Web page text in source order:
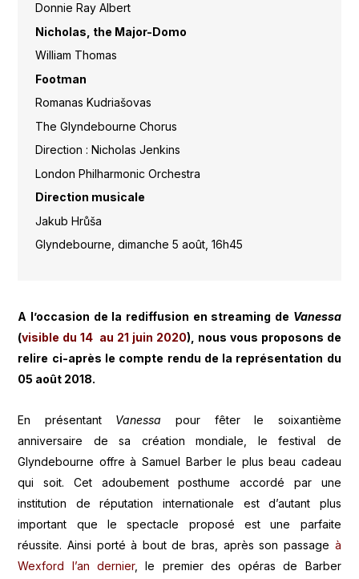
Donnie Ray Albert
Nicholas, the Major-Domo
William Thomas
Footman
Romanas Kudriašovas
The Glyndebourne Chorus
Direction : Nicholas Jenkins
London Philharmonic Orchestra
Direction musicale
Jakub Hrůša
Glyndebourne, dimanche 5 août, 16h45
A l’occasion de la rediffusion en streaming de Vanessa
(visible du 14 au 21 juin 2020), nous vous proposons de
relire ci-après le compte rendu de la représentation du
05 août 2018.
En présentant Vanessa pour fêter le soixantième
anniversaire de sa création mondiale, le festival de
Glyndebourne offre à Samuel Barber le plus beau cadeau
qui soit. Cet adoubement posthume accordé par une
institution de réputation internationale est d’autant plus
important que le spectacle proposé est une parfaite
réussite. Ainsi porté à bout de bras, après son passage à
Wexford l’an dernier, le premier des opéras de Barber